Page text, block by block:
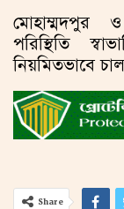
মোহাম্মদপুর
পরিস্থিতি
নিয়মিতভাবে
Share